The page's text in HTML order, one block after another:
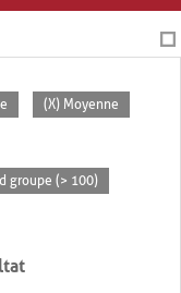
(X) Moyenne
groupe (> 100)